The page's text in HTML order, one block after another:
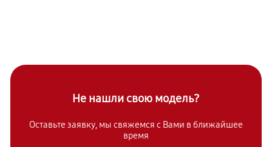
Не нашли свою модель?
Оставьте заявку, мы свяжемся с Вами в ближайшее
время